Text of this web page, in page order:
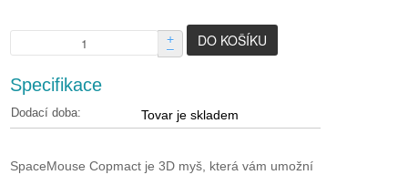
+
–
Specifikace
Dodací doba: Tovar je skladem
SpaceMouse Copmact je 3D myš, která vám umožní